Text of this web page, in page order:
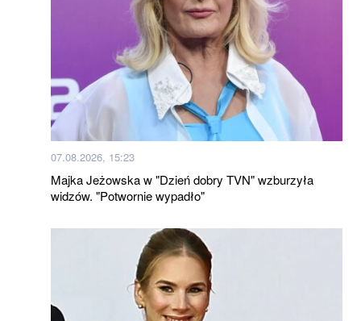
07.08.2026, 15:23
Majka Jeżowska w "Dzień dobry TVN" wzburzyła
widzów. "Potwornie wypadło"